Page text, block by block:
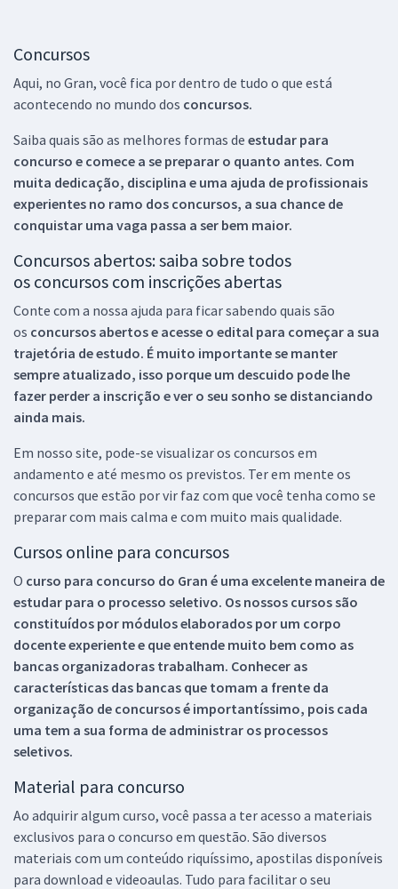
Concursos
Aqui, no Gran, você fica por dentro de tudo o que está
acontecendo no mundo dos concursos.
Saiba quais são as melhores formas de estudar para
concurso e comece a se preparar o quanto antes. Com
muita dedicação, disciplina e uma ajuda de profissionais
experientes no ramo dos concursos, a sua chance de
conquistar uma vaga passa a ser bem maior.
Concursos abertos: saiba sobre todos
os concursos com inscrições abertas
Conte com a nossa ajuda para ficar sabendo quais são
os concursos abertos e acesse o edital para começar a sua
trajetória de estudo. É muito importante se manter
sempre atualizado, isso porque um descuido pode lhe
fazer perder a inscrição e ver o seu sonho se distanciando
ainda mais.
Em nosso site, pode-se visualizar os concursos em
andamento e até mesmo os previstos. Ter em mente os
concursos que estão por vir faz com que você tenha como se
preparar com mais calma e com muito mais qualidade.
Cursos online para concursos
O curso para concurso do Gran é uma excelente maneira de
estudar para o processo seletivo. Os nossos cursos são
constituídos por módulos elaborados por um corpo
docente experiente e que entende muito bem como as
bancas organizadoras trabalham. Conhecer as
características das bancas que tomam a frente da
organização de concursos é importantíssimo, pois cada
uma tem a sua forma de administrar os processos
seletivos.
Material para concurso
Ao adquirir algum curso, você passa a ter acesso a materiais
exclusivos para o concurso em questão. São diversos
materiais com um conteúdo riquíssimo, apostilas disponíveis
para download e videoaulas. Tudo para facilitar o seu